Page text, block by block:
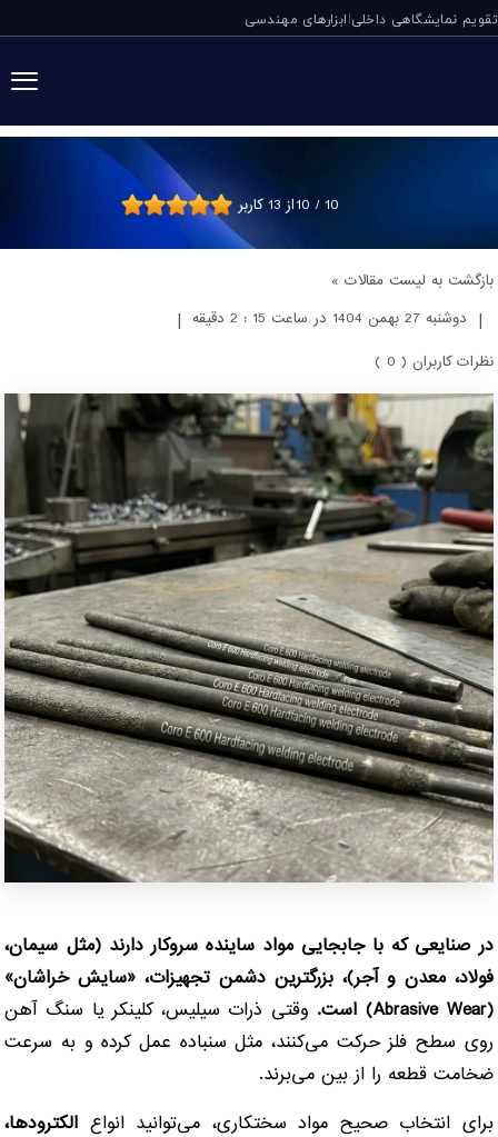
تقویم نمایشگاهی داخلی|ابزارهای مهندسی
الکترود کروم 10 / 10 از13کاربر
بازگشت به لیست مقالات »
| دوشنبه 27 بهمن 1404 در ساعت 15 : 2 دقیقه |
نظرات کاربران ( 0 )
در صنایعی که با جابجایی مواد ساینده سروکار دارند (مثل سیمان،
فولاد، معدن و آجر)، بزرگترین دشمن تجهیزات، «سایش خراشان»
(Abrasive Wear) است.
وقتی ذرات سیلیس، کلینکر یا سنگ آهن
روی سطح فلز حرکت می‌کنند، مثل سنباده عمل کرده و به سرعت
ضخامت قطعه را از بین می‌برند.
برای انتخاب صحیح مواد سختکاری، می‌توانید انواع الکترودها،